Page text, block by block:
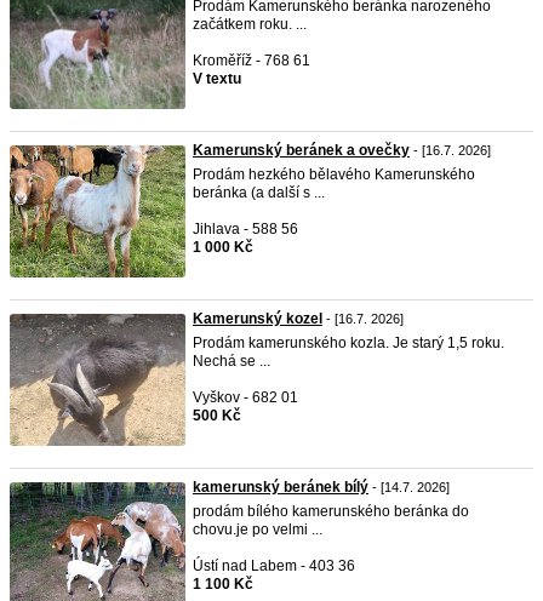
Prodám Kamerunského beránka narozeného
začátkem roku. ...
Kroměříž - 768 61
V textu
Kamerunský beránek a ovečky - [16.7. 2026]
Prodám hezkého bělavého Kamerunského
beránka (a další s ...
Jihlava - 588 56
1 000 Kč
Kamerunský kozel - [16.7. 2026]
Prodám kamerunského kozla. Je starý 1,5 roku.
Nechá se ...
Vyškov - 682 01
500 Kč
kamerunský beránek bílý - [14.7. 2026]
prodám bílého kamerunského beránka do
chovu.je po velmi ...
Ústí nad Labem - 403 36
1 100 Kč